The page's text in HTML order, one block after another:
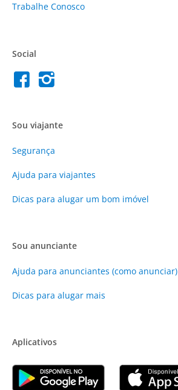
Trabalhe Conosco
Social
Sou viajante
Segurança
Ajuda para viajantes
Dicas para alugar um bom imóvel
Sou anunciante
Ajuda para anunciantes (como anunciar)
Dicas para alugar mais
Aplicativos